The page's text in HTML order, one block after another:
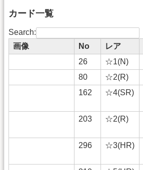
カード一覧
Search:
画像
No レア
26
☆1(N)
80
☆2(R)
162
☆4(SR)
203
☆2(R)
296
☆3(HR)